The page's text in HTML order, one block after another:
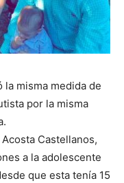
la misma medida de
por la misma
Castellanos,
a la adolescente
que esta tenía 15